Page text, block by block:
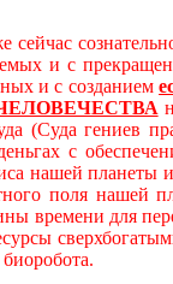
и с
и с созданием
(Суда
с
нашей
поля нашей
времени для